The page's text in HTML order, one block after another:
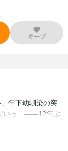
キープ
」年下幼馴染の突
いっ…――12年ぶ
た目に…だけど、